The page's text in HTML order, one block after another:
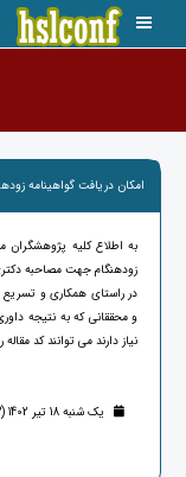
امکان دریافت گواهینامه
به اطلاع کلیه پژوهشگران
زودهنگام جهت مصاحبه
در راستای همکاری و تسریع
و محققانی که به نتیجه
نیاز دارند می توانند کد مقاله را به
یک شنبه 18 تیر 1402 (3 سال قبل )